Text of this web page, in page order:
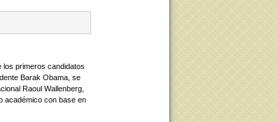
los primeros candidatos
Barak Obama, se
Raoul Wallenberg,
académico con base en